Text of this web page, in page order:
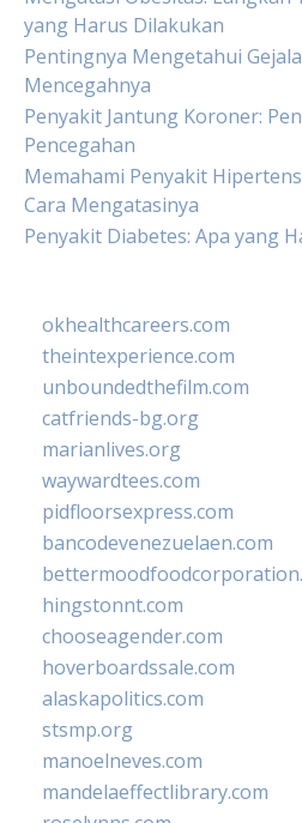
yang Harus Dilakukan
Pentingnya Mengetahui
Mencegahnya
Penyakit Jantung Koroner:
Pencegahan
Memahami Penyakit
Cara Mengatasinya
Penyakit Diabetes: Apa yang
okhealthcareers.com
theintexperience.com
unboundedthefilm.com
catfriends-bg.org
marianlives.org
waywardtees.com
pidfloorsexpress.com
bancodevenezuelaen.com
hingstonnt.com
chooseagender.com
hoverboardssale.com
alaskapolitics.com
stsmp.org
manoelneves.com
mandelaeffectlibrary.com